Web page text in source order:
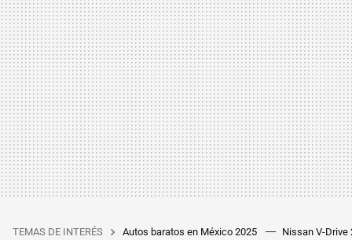
TEMAS DE INTERÉS Autos baratos en México 2025 Nissan V-Drive